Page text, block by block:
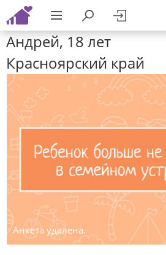
Андрей, 18 лет
Красноярский край
Анкета удалена.